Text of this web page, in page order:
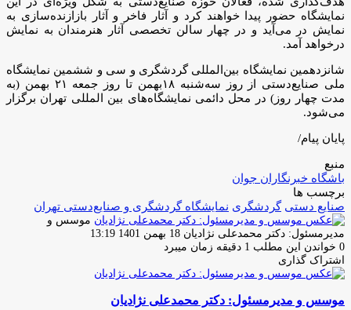
نمایشگاه حضور پیدا خواهند کرد و آثار فاخر و آثار بازازنده‌سازی به
نمایش در می‌آید و در چهار سالن تخصصی آثار هنرمندان به نمایش
درخواهد آمد.
شانزدهمین نمایشگاه بین‌المللی گردشگری و سی و ششمین نمایشگاه
ملی صنایع‌دستی از روز سه‌شنبه ۱۸بهمن تا روز جمعه ۲۱ بهمن (به
مدت چهار روز) در محل دائمی نمایشگاه‌های بین المللی تهران برگزار
می‌شود.
پایان پیام/
منبع
باشگاه خبرنگاران جوان
برچسب ها
صنایع دستی گردشگری نمایشگاه گردشگری و صنایع‌دستی تهران
موسس و
مدیرمسئول: دکتر محمدعلی نژادیان ارسال
ایمیل
18 بهمن 1401 13:19
0 خواندن این مطلب 1 دقیقه زمان میبرد
اشتراک گذاری
فیس
توئیتر
لینکدین
واتس
تلگرام
اشتراک
از
چاپ
موسس و مدیرمسئول: دکتر محمدعلی نژادیان